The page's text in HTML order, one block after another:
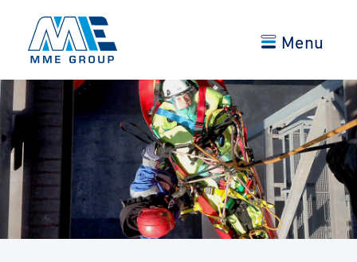
Menu